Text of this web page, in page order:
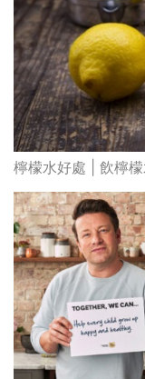
檸檬水好處 | 飲檸